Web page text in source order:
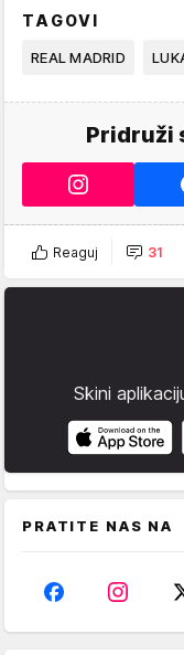
TAGOVI
REAL MADRID
Pridruži
Reaguj 31
Skini
PRATITE NAS NA